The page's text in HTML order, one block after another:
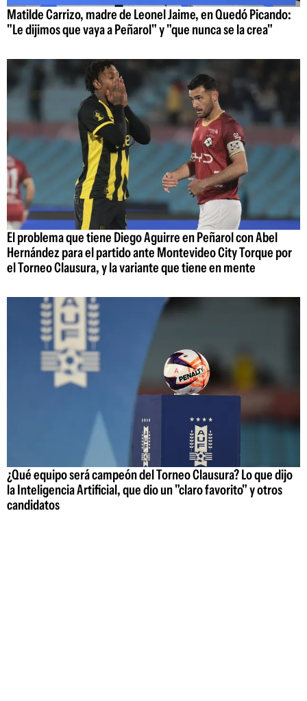
Matilde Carrizo, madre de Leonel Jaime, en Quedó Picando:
"Le dijimos que vaya a Peñarol" y "que nunca se la crea"
El problema que tiene Diego Aguirre en Peñarol con Abel
Hernández para el partido ante Montevideo City Torque por
el Torneo Clausura, y la variante que tiene en mente
¿Qué equipo será campeón del Torneo Clausura? Lo que dijo
la Inteligencia Artificial, que dio un "claro favorito" y otros
candidatos